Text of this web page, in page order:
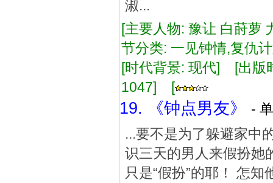
淑...
[主要人物: 豫让 白莳
节分类: 一见钟情,复仇
[时代背景: 现代] [出
1047] [
19. 《钟点男友》
-
...要不是为了躲避家中
识三天的男人来假扮她
只是“假扮”的耶！ 怎